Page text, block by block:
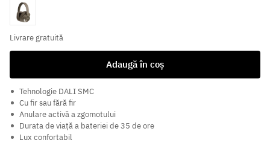
Mocha Grey
Livrare gratuită
Adaugă în coș
Tehnologie DALI SMC
Cu fir sau fără fir
Anulare activă a zgomotului
Durata de viață a bateriei de 35 de ore
Lux confortabil